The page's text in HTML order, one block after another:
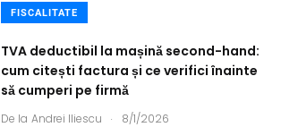
FISCALITATE
TVA deductibil la mașină second-hand:
cum citești factura și ce verifici înainte
să cumperi pe firmă
De la Andrei Iliescu . 8/1/2026